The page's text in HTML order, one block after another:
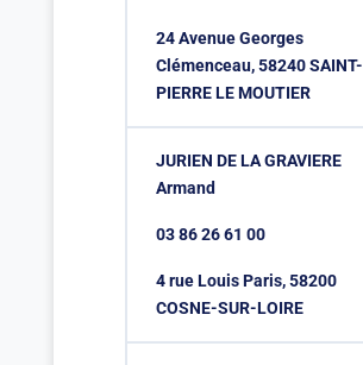
24 Avenue Georges
Clémenceau, 58240 SAINT-
PIERRE LE MOUTIER
JURIEN DE LA GRAVIERE
Armand
03 86 26 61 00
4 rue Louis Paris, 58200
COSNE-SUR-LOIRE